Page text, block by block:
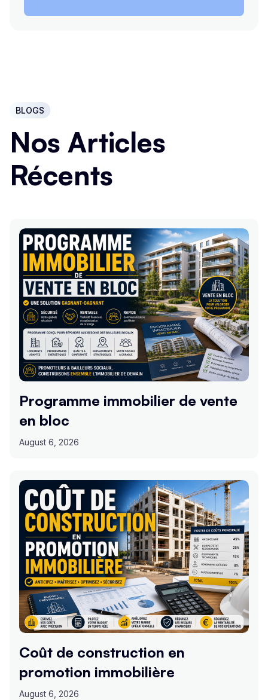
BLOGS
Nos Articles
Récents
Programme immobilier de vente
en bloc
August 6, 2026
Coût de construction en
promotion immobilière
August 6, 2026